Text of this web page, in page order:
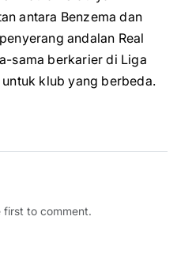
antara Benzema dan
andalan Real
sama berkarier di Liga
klub yang berbeda.
first to comment.